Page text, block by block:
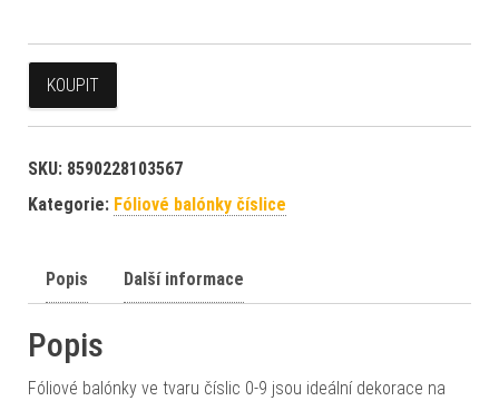
KOUPIT
SKU: 8590228103567
Kategorie: Fóliové balónky číslice
Popis Další informace
Popis
Fóliové balónky ve tvaru číslic 0-9 jsou ideální dekorace na